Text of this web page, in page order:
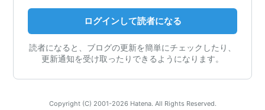
ログインして読者になる
読者になると、ブログの更新を簡単にチェックしたり、
更新通知を受け取ったりできるようになります。
Copyright (C) 2001-2026 Hatena. All Rights Reserved.